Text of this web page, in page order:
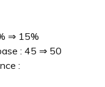
⇒ 15%
: 45 ⇒ 50
: